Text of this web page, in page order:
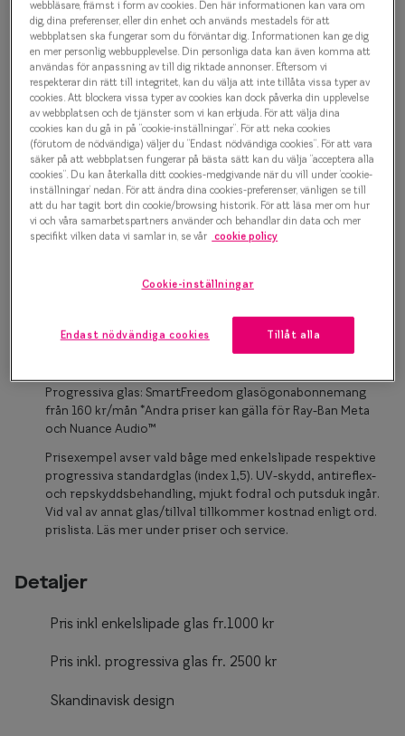
Olika
Taberg
Trender
500 kr
Havana
Bågstorlek
XS
Upp till 119 mm
Osäker på vilken storlek du har? Se vår Storleksguide
Boka synundersökning
Enkelslipade glas: SmartFreedom glasögonabonnemang
från 95 kr/mån *Andra priser kan gälla för Ray-Ban Meta och
Progressiva glas: SmartFreedom glasögonabonnemang
från 160 kr/mån *Andra priser kan gälla för Ray-Ban Meta
och Nuance Audio™
Prisexempel avser vald båge med enkelslipade respektive
progressiva standardglas (index 1,5). UV-skydd, antireflex-
och repskyddsbehandling, mjukt fodral och putsduk ingår.
Vid val av annat glas/tillval tillkommer kostnad enligt ord.
prislista. Läs mer under priser och service.
Detaljer
Pris inkl enkelslipade glas fr.1000 kr
Pris inkl. progressiva glas fr. 2500 kr
Skandinavisk design
webbläsare, främst i form av cookies. Den här informationen kan vara om
dig, dina preferenser, eller din enhet och används mestadels för att
webbplatsen ska fungerar som du förväntar dig. Informationen kan ge dig
en mer personlig webbupplevelse. Din personliga data kan även komma att
användas för anpassning av till dig riktade annonser. Eftersom vi
respekterar din rätt till integritet, kan du välja att inte tillåta vissa typer av
cookies. Att blockera vissa typer av cookies kan dock påverka din upplevelse
av webbplatsen och de tjänster som vi kan erbjuda. För att välja dina
cookies kan du gå in på ”cookie-inställningar”. För att neka cookies
(förutom de nödvändiga) väljer du ”Endast nödvändiga cookies”. För att vara
säker på att webbplatsen fungerar på bästa sätt kan du välja ”acceptera alla
cookies”. Du kan återkalla ditt cookies-medgivande när du vill under ’cookie-
inställningar’ nedan. För att ändra dina cookies-preferenser, vänligen se till
att du har tagit bort din cookie/browsing historik. För att läsa mer om hur
vi och våra samarbetspartners använder och behandlar din data och mer
specifikt vilken data vi samlar in, se vår cookie policy
Cookie-inställningar
Endast nödvändiga cookies Tillåt alla